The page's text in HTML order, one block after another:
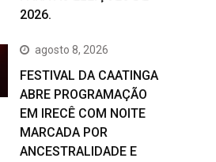
2026.
agosto 8, 2026
FESTIVAL DA CAATINGA
ABRE PROGRAMAÇÃO
EM IRECÊ COM NOITE
MARCADA POR
ANCESTRALIDADE E